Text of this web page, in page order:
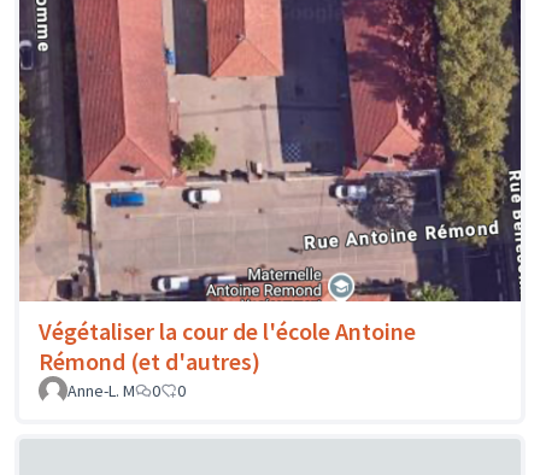
Végétaliser la cour de l'école Antoine
Rémond (et d'autres)
Anne-L. M 0 0